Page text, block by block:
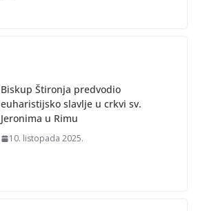
Biskup Štironja predvodio
euharistijsko slavlje u crkvi sv.
Jeronima u Rimu
10. listopada 2025.